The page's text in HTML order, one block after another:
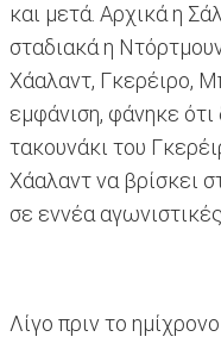
και μετά. Αρχικά η
σταδιακά η
Χάαλαντ, Γκερέιρο,
εμφάνιση, φάνηκε
τακουνάκι του
Χάαλαντ να βρίσκει
σε εννέα
Λίγο πριν το